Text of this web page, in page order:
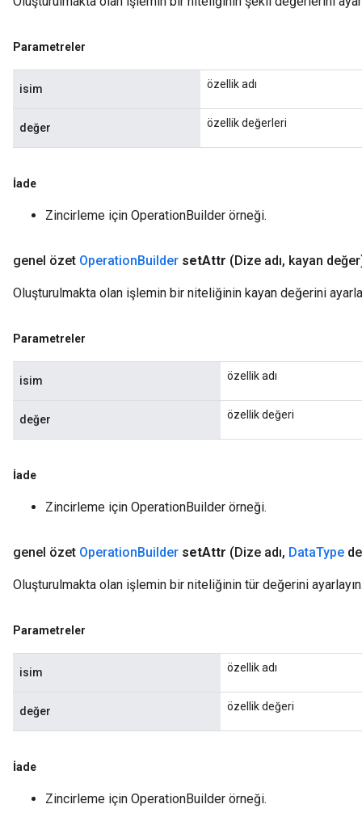
Parametreler
isim özellik adı
değer özellik değerleri
İade
Zincirleme için OperationBuilder örneği.
genel özet OperationBuilder setAttr (Dize adı, kayan
Oluşturulmakta olan işlemin bir niteliğinin kayan değerini
Parametreler
isim özellik adı
değer özellik değeri
İade
Zincirleme için OperationBuilder örneği.
genel özet OperationBuilder setAttr (Dize adı, DataType
Oluşturulmakta olan işlemin bir niteliğinin tür değerini
Parametreler
isim özellik adı
değer özellik değeri
İade
Zincirleme için OperationBuilder örneği.